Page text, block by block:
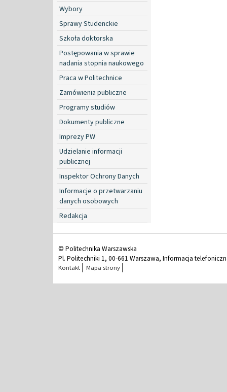
Wybory
Sprawy Studenckie
Szkoła doktorska
Postępowania w sprawie
nadania stopnia naukowego
Praca w Politechnice
Zamówienia publiczne
Programy studiów
Dokumenty publiczne
Imprezy PW
Udzielanie informacji
publicznej
Inspektor Ochrony Danych
Informacje o przetwarzaniu
danych osobowych
Redakcja
© Politechnika Warszawska
Pl. Politechniki 1, 00-661 Warszawa, Informacja
Kontakt Mapa strony